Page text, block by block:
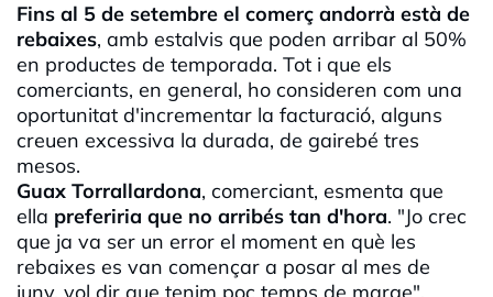
Fins al 5 de setembre el comerç andorrà està de
rebaixes, amb estalvis que poden arribar al 50%
en productes de temporada. Tot i que els
comerciants, en general, ho consideren com una
oportunitat d'incrementar la facturació, alguns
creuen excessiva la durada, de gairebé tres
mesos.
Guax Torrallardona, comerciant, esmenta que
ella preferiria que no arribés tan d'hora. "Jo crec
que ja va ser un error el moment en què les
rebaixes es van començar a posar al mes de